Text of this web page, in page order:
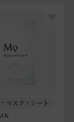
マスク・シート